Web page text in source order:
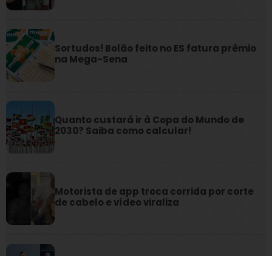
Sortudos! Bolão feito no ES fatura prêmio
na Mega-Sena
Quanto custará ir à Copa do Mundo de
2030? Saiba como calcular!
Motorista de app troca corrida por corte
de cabelo e vídeo viraliza